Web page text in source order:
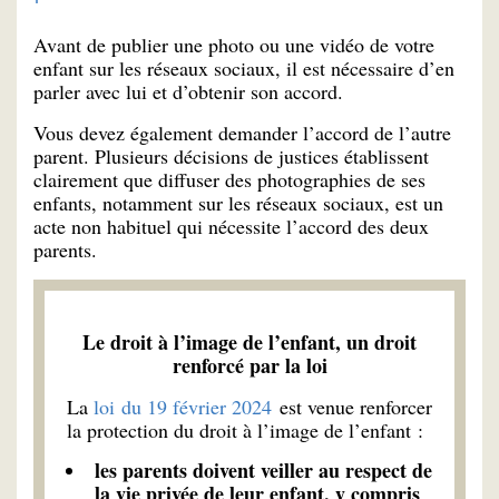
Avant de publier une photo ou une vidéo de votre
enfant sur les réseaux sociaux, il est nécessaire d’en
parler avec lui et d’obtenir son accord.
Vous devez également demander l’accord de l’autre
parent. Plusieurs décisions de justices établissent
clairement que diffuser des photographies de ses
enfants, notamment sur les réseaux sociaux, est un
acte non habituel qui nécessite l’accord des deux
parents.
Le droit à l’image de l’enfant, un droit
renforcé par la loi
Laloi du 19 février 2024 est venue renforcer
la protection du droit à l’image de l’enfant :
les parents doivent veiller au respect de